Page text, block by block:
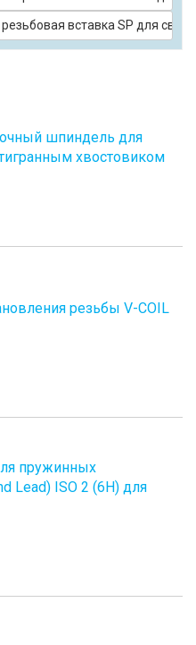
вставка SP для
шпиндель для
хвостовиком
резьбы V-COIL
пружинных
Lead) ISO 2 (6H) для